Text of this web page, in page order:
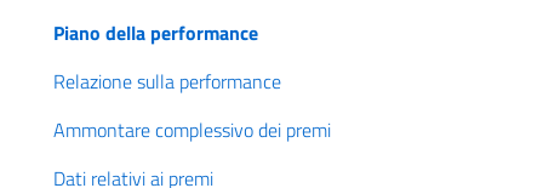
Piano della performance
Relazione sulla performance
Ammontare complessivo dei premi
Dati relativi ai premi